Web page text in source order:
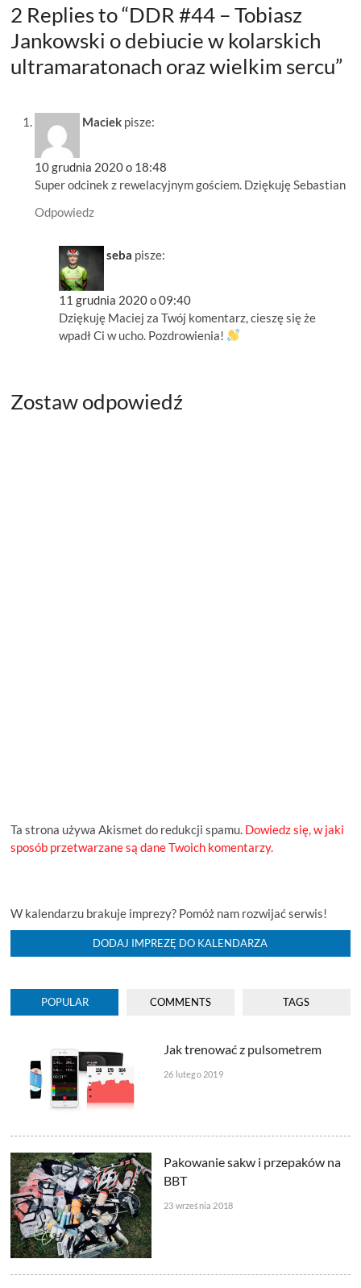
GPS,zagubieniu tylnej lampki
50 metrów po przekroczeniu
linii startu,"szybkim"
epizodzie z Tomkiem WCK
2 Replies to “DDR #44 – Tobiasz
Jankowski o debiucie w kolarskich
ultramaratonach oraz wielkim sercu”
Maciek pisze:
10 grudnia 2020 o 18:48
Super odcinek z rewelacyjnym gościem. Dziękuję Sebastian
Odpowiedz
seba pisze:
11 grudnia 2020 o 09:40
Dziękuję Maciej za Twój komentarz, cieszę się że
wpadł Ci w ucho. Pozdrowienia!
Zostaw odpowiedź
Ta strona używa Akismet do redukcji spamu. Dowiedz się, w jaki
sposób przetwarzane są dane Twoich komentarzy.
W kalendarzu brakuje imprezy? Pomóż nam rozwijać serwis!
DODAJ IMPREZĘ DO KALENDARZA
POPULAR COMMENTS TAGS
Jak trenować z pulsometrem
26 lutego 2019
Pakowanie sakw i przepaków na
BBT
23 września 2018